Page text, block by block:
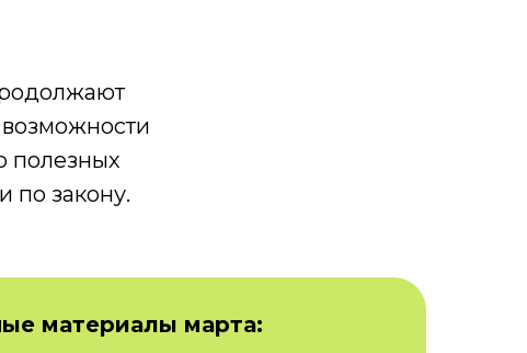
полезных
по закону.
материалы марта: